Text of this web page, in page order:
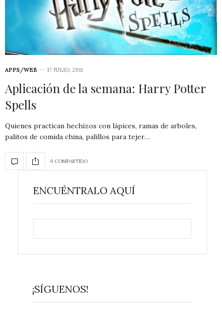
APPS/WEB 17 JULIO, 2011
Aplicación de la semana: Harry Potter
Spells
Quienes practican hechizos con lápices, ramas de arboles,
palitos de comida china, palillos para tejer…
0 COMPARTIDO
ENCUÉNTRALO AQUÍ
¡SÍGUENOS!